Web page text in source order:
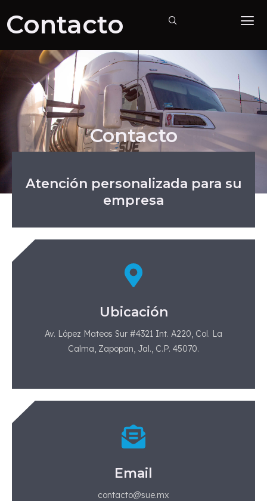
Contacto
Contacto
Atención personalizada para su
empresa
Ubicación
Av. López Mateos Sur #4321 Int. A220, Col. La
Calma, Zapopan, Jal., C.P. 45070.
Email
contacto@sue.mx